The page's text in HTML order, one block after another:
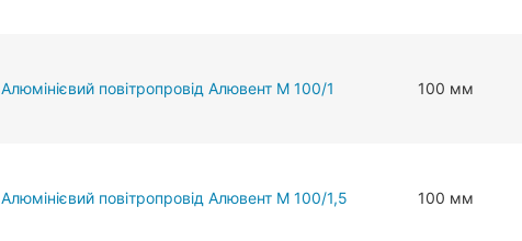
Алюмінієвий повітропровід Алювент М 100/1 100 мм
Алюмінієвий повітропровід Алювент М 100/1,5 100 мм